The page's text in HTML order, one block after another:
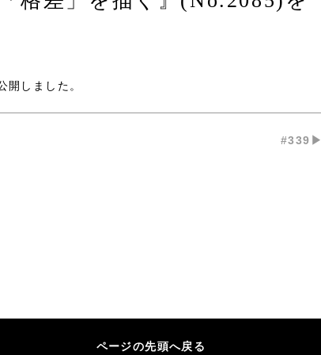
開しました。
#339▶︎
ページの先頭へ戻る